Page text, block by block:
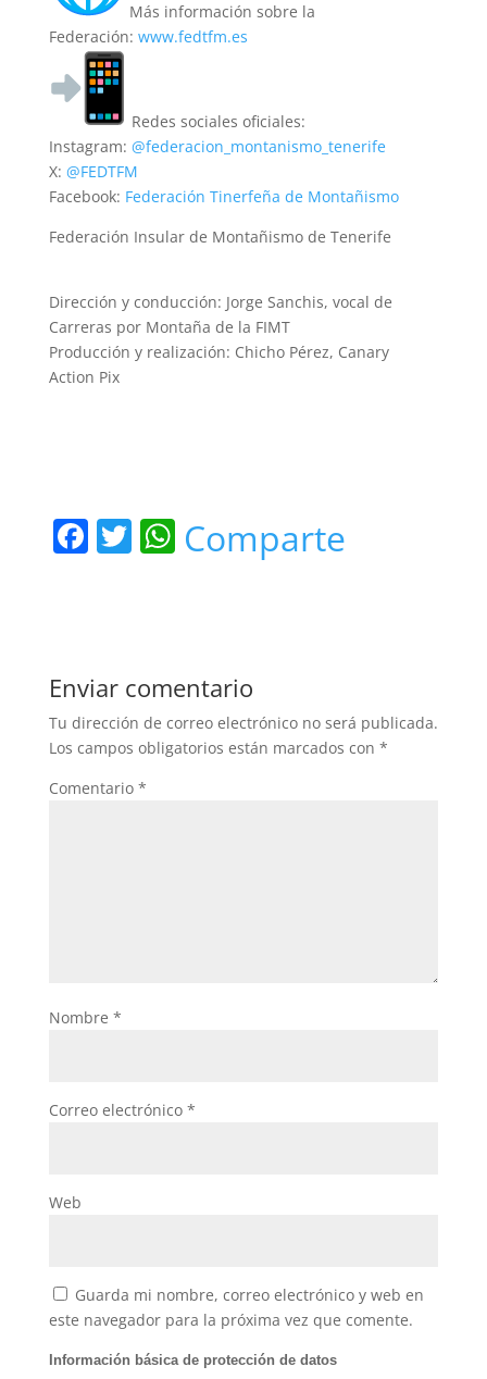
Más información sobre la
Federación: www.fedtfm.es
Redes sociales oficiales:
Instagram: @federacion_montanismo_tenerife
X: @FEDTFM
Facebook: Federación Tinerfeña de Montañismo
Federación Insular de Montañismo de Tenerife
Dirección y conducción: Jorge Sanchis, vocal de
Carreras por Montaña de la FIMT
Producción y realización: Chicho Pérez, Canary
Action Pix
F
b
o
o
k
T W
A
p
p
Comparte
Enviar comentario
Tu dirección de correo electrónico no será publicada.
Los campos obligatorios están marcados con *
Comentario *
Nombre *
Correo electrónico *
Web
Guarda mi nombre, correo electrónico y web en
este navegador para la próxima vez que comente.
Información básica de protección de datos